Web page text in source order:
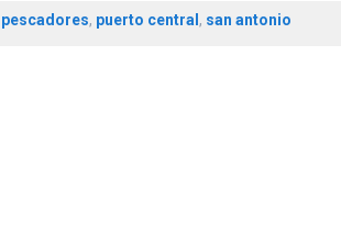
pescadores, puerto central , san antonio